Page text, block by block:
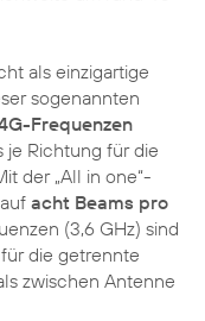
als einzigartige
sogenannten
Frequenzen
je Richtung für die
der „All in one“-
acht Beams pro
(3,6 GHz) sind
für die getrennte
zwischen Antenne